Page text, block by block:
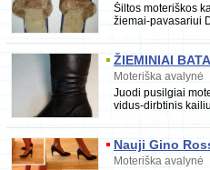
Šiltos moteriškos
žiemai-pavasariui
ŽIEMINIAI
Moteriška avalynė
Juodi pusilgiai
vidus-dirbtinis
Nauji Gino
Moteriška avalynė